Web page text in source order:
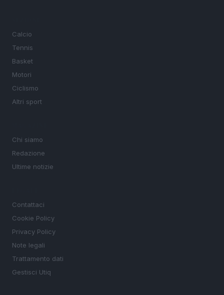
Calcio
Tennis
Basket
Motori
Ciclismo
Altri sport
Chi siamo
Redazione
Ultime notizie
Contattaci
Cookie Policy
Privacy Policy
Note legali
Trattamento dati
Gestisci Utiq